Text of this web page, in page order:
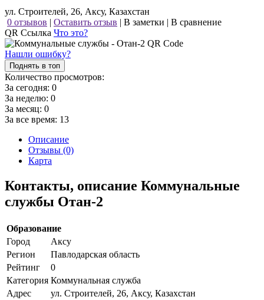
ул. Строителей, 26, Аксу, Казахстан
0 отзывов | Оставить отзыв | В заметки | В сравнение
QR Ссылка Что это?
Нашли ошибку?
Поднять в топ
Количество просмотров:
За сегодня: 0
За неделю: 0
За месяц: 0
За все время: 13
Описание
Отзывы (0)
Карта
Контакты, описание Коммунальные
службы Отан-2
Образование
Город
Аксу
Регион
Павлодарская область
Рейтинг
0
Категория Коммунальная служба
Адрес
ул. Строителей, 26, Аксу, Казахстан